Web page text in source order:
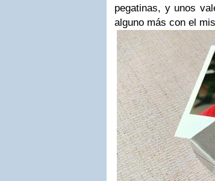
pegatinas, y unos
alguno más con el